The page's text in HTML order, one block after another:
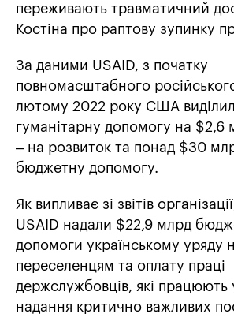
переживають травматичний
Костіна про раптову зупинку
За даними USAID, з початку
повномасштабного
лютому 2022 року США
гуманітарну допомогу на $2,6
– на розвиток та понад $30
бюджетну допомогу.
Як випливає зі звітів
USAID надали $22,9 млрд
допомоги українському уряду
переселенцям та оплату праці
держслужбовців, які працюють
надання критично важливих